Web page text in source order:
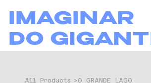
IMAGINAR
DO
All Products >O GRANDE LAGO